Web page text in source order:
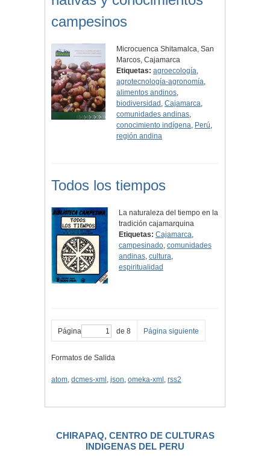
campesinos
Microcuenca Shitamalca, San
Marcos, Cajamarca
Etiquetas: agroecología,
agrotecnología-agronomía,
alimentos andinos,
biodiversidad ,Cajamarca,
comunidades andinas,
conocimiento indígena, Perú,
región andina
Todos los tiempos
La naturaleza del tiempo en la
tradición cajamarquina
Etiquetas: Cajamarca,
campesinado, comunidades
andinas, cultura,
espiritualidad
Página de 8 Página siguiente
Formatos de Salida
atom, dcmes-xml , json, omeka-xml , rss2
CHIRAPAQ, CENTRO DE CULTURAS
INDIGENAS DEL PERU